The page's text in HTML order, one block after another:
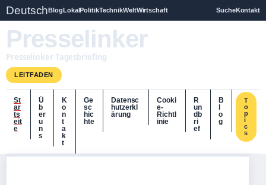
DeutschBlogLokalPolitikTechnikWeltWirtschaft SucheKontakt
Presselinker
Presselinker Tagesbriefing
LEITFADEN
St
ar
ts
eit
e
Ü
b
er
u
n
s
K
o
n
t
a
k
t
Ge
sc
hic
hte
Datensc
hutzerkl
ärung
Cooki
e-
Richtl
inie
R
un
db
ri
ef
B
o
g
T
o
p
i
c
s